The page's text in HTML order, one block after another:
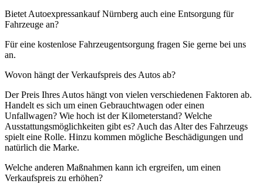
Bietet Autoexpressankauf Nürnberg auch eine Entsorgung für
Fahrzeuge an?
Für eine kostenlose Fahrzeugentsorgung fragen Sie gerne bei uns
an.
Wovon hängt der Verkaufspreis des Autos ab?
Der Preis Ihres Autos hängt von vielen verschiedenen Faktoren ab.
Handelt es sich um einen Gebrauchtwagen oder einen
Unfallwagen? Wie hoch ist der Kilometerstand? Welche
Ausstattungsmöglichkeiten gibt es? Auch das Alter des Fahrzeugs
spielt eine Rolle. Hinzu kommen mögliche Beschädigungen und
natürlich die Marke.
Welche anderen Maßnahmen kann ich ergreifen, um einen
Verkaufspreis zu erhöhen?